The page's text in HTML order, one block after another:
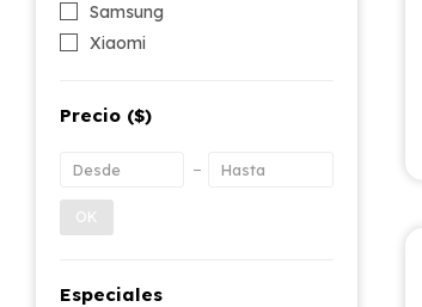
Samsung
Xiaomi
Precio ($)
OK
Especiales